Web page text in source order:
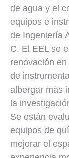
de agua y el
equipos e
de Ingeniería
C. El EEL se
renovación
de
albergar más
la
Se están
equipos de
mejorar el